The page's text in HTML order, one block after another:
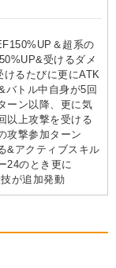
＆超系の
受けるダメ
けるたびに更にATK
バトル中自身が5回
ーン以降、更に気
以上攻撃を受ける
攻撃参加ターン
&アクティブスキル
24のとき更に
が追加発動